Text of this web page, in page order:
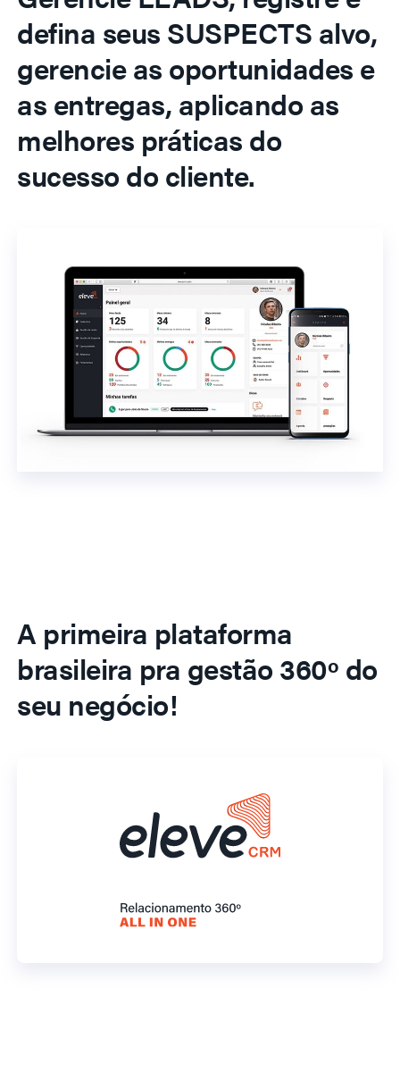
defina seus SUSPECTS alvo,
gerencie as oportunidades e
as entregas, aplicando as
melhores práticas do
sucesso do cliente.
A primeira plataforma
brasileira pra gestão 360º do
seu negócio!